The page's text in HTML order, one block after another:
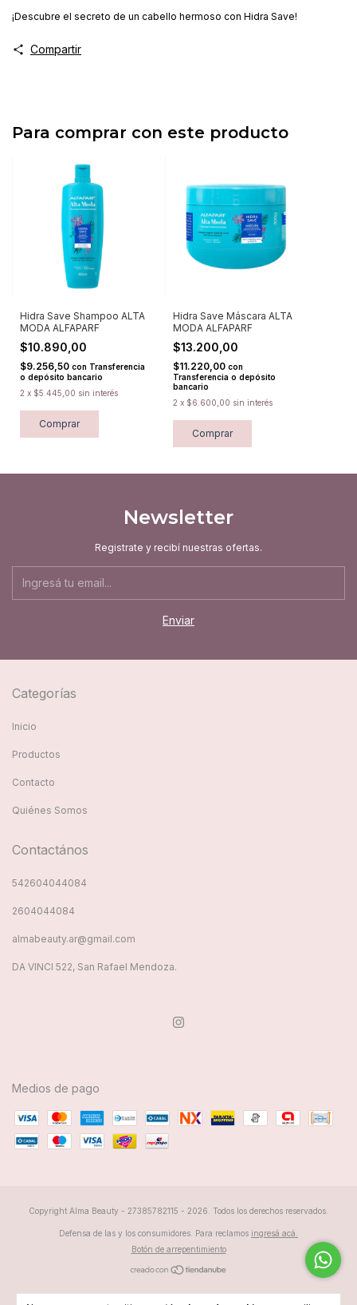
¡Descubre el secreto de un cabello hermoso con Hidra Save!
Compartir
Para comprar con este producto
Hidra Save Shampoo ALTA
MODA ALFAPARF
$10.890,00
$9.256,50 con Transferencia
o depósito bancario
2 x $5.445,00 sin interés
Hidra Save Máscara ALTA
MODA ALFAPARF
$13.200,00
$11.220,00con
Transferencia o depósito
bancario
2 x $6.600,00 sin interés
Newsletter
Registrate y recibí nuestras ofertas.
Categorías
Inicio
Productos
Contacto
Quiénes Somos
Contactános
542604044084
2604044084
almabeauty.ar@gmail.com
DA VINCI 522, San Rafael Mendoza.
Medios de pago
Copyright Alma Beauty - 27385782115 - 2026. Todos los derechos reservados.
Defensa de las y los consumidores. Para reclamos ingresá acá.
Botón de arrepentimiento